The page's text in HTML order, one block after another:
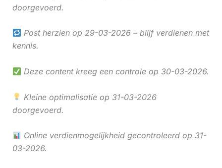
doorgevoerd.
Post herzien op 29-03-2026 – blijf verdienen met
kennis.
Deze content kreeg een controle op 30-03-2026.
Kleine optimalisatie op 31-03-2026
doorgevoerd.
Online verdienmogelijkheid gecontroleerd op 31-
03-2026.